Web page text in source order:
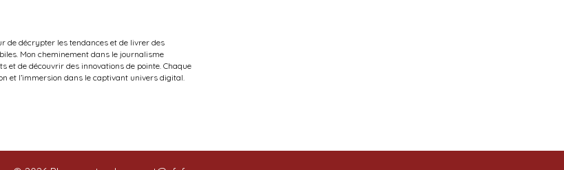
de décrypter les tendances et de livrer des
Mon cheminement dans le journalisme
et de découvrir des innovations de pointe. Chaque
et l’immersion dans le captivant univers digital.